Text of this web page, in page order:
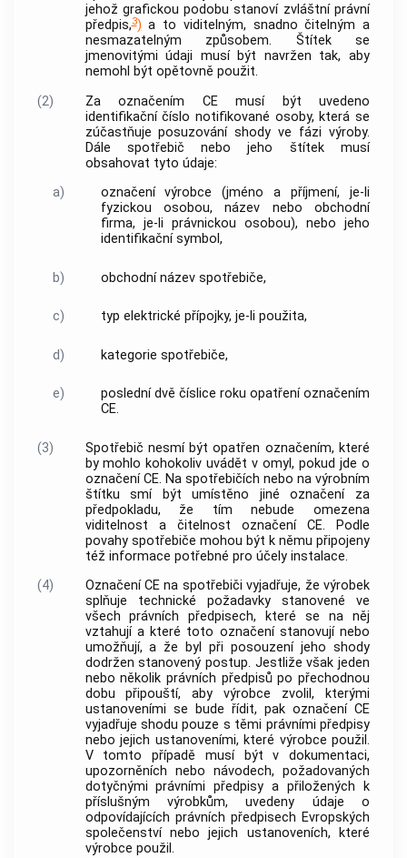
jehož grafickou podobu stanoví zvláštní právní
předpis,3) a to viditelným, snadno čitelným a
nesmazatelným způsobem. Štítek se
jmenovitými údaji musí být navržen tak, aby
nemohl být opětovně použit.
(2)
Za označením CE musí být uvedeno
identifikační číslo notifikované osoby, která se
zúčastňuje posuzování shody ve fázi výroby.
Dále spotřebič nebo jeho štítek musí
obsahovat tyto údaje:
a)
označenívýrobce (jméno a příjmení, je-li
fyzickou osobou, název nebo obchodní
firma, je-li právnickou osobou), nebo jeho
identifikační symbol,
b) obchodní název spotřebiče,
c) typ elektrické přípojky, je-li použita,
d) kategorie spotřebiče,
e)
poslední dvě číslice roku opatření označením
CE.
(3)
Spotřebič nesmí být opatřen označením, které
by mohlo kohokoliv uvádět v omyl, pokud jde o
označení CE. Na spotřebičích nebo na výrobním
štítku smí být umístěno jiné označení za
předpokladu, že tím nebude omezena
viditelnost a čitelnost označení CE. Podle
povahy spotřebiče mohou být k němu připojeny
též informace potřebné pro účely instalace.
(4)
Označení CE na spotřebiči vyjadřuje, že výrobek
splňuje technické požadavky stanovené ve
všech právních předpisech, které se na něj
vztahují a které toto označení stanovují nebo
umožňují, a že byl při posouzení jeho shody
dodržen stanovený postup. Jestliže však jeden
nebo několik právních předpisů po přechodnou
dobu připouští, abyvýrobce zvolil, kterými
ustanoveními se bude řídit, pak označení CE
vyjadřuje shodu pouze s těmi právními předpisy
nebo jejich ustanoveními, které výrobce použil.
V tomto případě musí být v dokumentaci,
upozorněních nebo návodech, požadovaných
dotyčnými právními předpisy a přiložených k
příslušným výrobkům, uvedeny údaje o
odpovídajících právních předpisech Evropských
společenství nebo jejich ustanoveních, které
výrobce použil.